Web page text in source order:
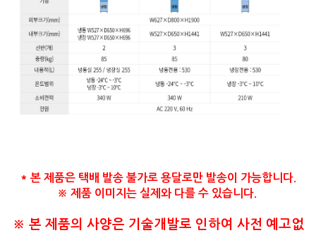
* 본 제품은 택배 발송 불가로 용달로만 발송이 가능합니다.
※ 제품 이미지는 실제와 다를 수 있습니다.
​※ 본 제품의 사양은 기술개발로 인하여 사전 예고없